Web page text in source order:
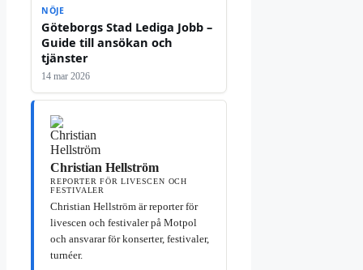
NÖJE
Göteborgs Stad Lediga Jobb –
Guide till ansökan och
tjänster
14 mar 2026
Christian Hellström
REPORTER FÖR LIVESCEN OCH
FESTIVALER
Christian Hellström är reporter för
livescen och festivaler på Motpol
och ansvarar för konserter, festivaler,
turnéer.